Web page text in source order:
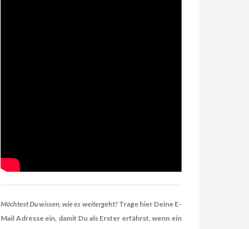
Möchtest Du wissen, wie es weitergeht? Trage hier Deine E-
Mail Adresse ein, damit Du als Erster erfährst, wenn ein